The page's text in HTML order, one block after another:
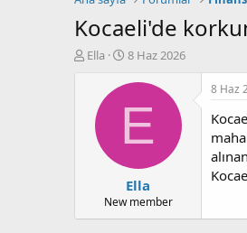
Kocaeli'de
K
l
Ella
B
ş
a
n
ı
ç
t
a
8 Haz 2026
E
Ella
New member
8 Haz